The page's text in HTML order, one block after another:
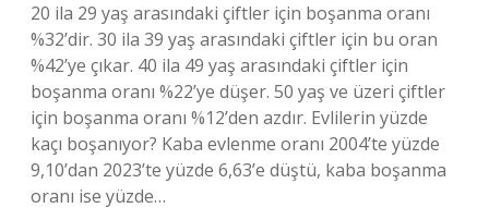
20 ila 29 yaş arasındaki çiftler için boşanma oranı
%32’dir. 30 ila 39 yaş arasındaki çiftler için bu oran
%42’ye çıkar. 40 ila 49 yaş arasındaki çiftler için
boşanma oranı %22’ye düşer. 50 yaş ve üzeri çiftler
için boşanma oranı %12’den azdır. Evlilerin yüzde
kaçı boşanıyor? Kaba evlenme oranı 2004’te yüzde
9,10’dan 2023’te yüzde 6,63’e düştü, kaba boşanma
oranı ise yüzde…